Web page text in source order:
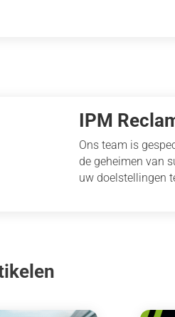
IPM
Ons team is
de geheimen van
uw doelstellingen